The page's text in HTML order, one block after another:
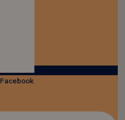
Facebook